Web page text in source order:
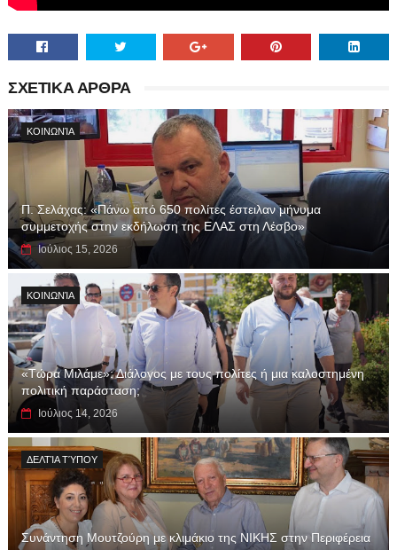
ΣΧΕΤΙΚΑ ΑΡΘΡΑ
ΚΟΙΝΩΝΊΑ
Π. Σελάχας: «Πάνω από 650 πολίτες έστειλαν μήνυμα
συμμετοχής στην εκδήλωση της ΕΛΑΣ στη Λέσβο»
Ιούλιος 15, 2026
ΚΟΙΝΩΝΊΑ
«Τώρα Μιλάμε»: Διάλογος με τους πολίτες ή μια καλοστημένη
πολιτική παράσταση;
Ιούλιος 14, 2026
ΔΕΛΤΊΑ ΤΎΠΟΥ
Συνάντηση Μουτζούρη με κλιμάκιο της ΝΙΚΗΣ στην Περιφέρεια